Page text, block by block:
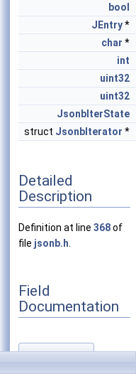
bool
JEntry*
char *
int
uint32
uint32
JsonbIterState
struct JsonbIterator *
Detailed
Description
Definition at line 368of
file jsonb.h
Field
Documentation
children